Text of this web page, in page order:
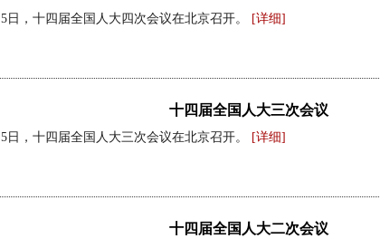
日，十四届全国人大四次会议在北京召开。 [详细]
十四届全国人大三次会议
日，十四届全国人大三次会议在北京召开。 [详细]
十四届全国人大二次会议